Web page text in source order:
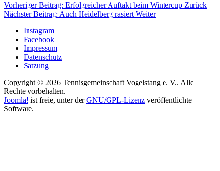
Vorheriger Beitrag: Erfolgreicher Auftakt beim Wintercup Zurück
Nächster Beitrag: Auch Heidelberg rasiert Weiter
Instagram
Facebook
Impressum
Datenschutz
Satzung
Copyright © 2026 Tennisgemeinschaft Vogelstang e. V.. Alle
Rechte vorbehalten.
Joomla! ist freie, unter derGNU/GPL-Lizenz veröffentlichte
Software.